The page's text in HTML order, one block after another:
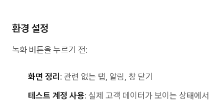
환경 설정
녹화 버튼을 누르기 전:
화면 정리 : 관련 없는 탭, 알림, 창 닫기
테스트 계정 사용: 실제 고객 데이터가 보이는 상태에서